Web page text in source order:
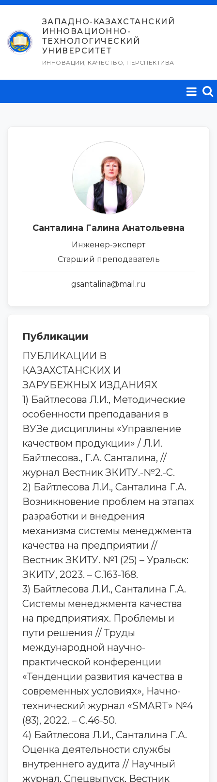
Перейти
содержимому
ЗАПАДНО-КАЗАХСТАНСКИЙ
ИННОВАЦИОННО-
ТЕХНОЛОГИЧЕСКИЙ
УНИВЕРСИТЕТ
ИННОВАЦИИ, КАЧЕСТВО, ПЕРСПЕКТИВА
Санталина Галина Анатольевна
Инженер-эксперт
Старший преподаватель
gsantalina@mail.ru
Публикации
ПУБЛИКАЦИИ В
КАЗАХСТАНСКИХ И
ЗАРУБЕЖНЫХ ИЗДАНИЯХ
1) Байтлесова Л.И., Методические
особенности преподавания в
ВУЗе дисциплины «Управление
качеством продукции» / Л.И.
Байтлесова., Г.А. Санталина, //
журнал Вестник ЗКИТУ.-№2.-С.
2) Байтлесова Л.И., Санталина Г.А.
Возникновение проблем на этапах
разработки и внедрения
механизма системы менеджмента
качества на предприятии //
Вестник ЗКИТУ. №1 (25) – Уральск:
ЗКИТУ, 2023. – С.163-168.
3) Байтлесова Л.И., Санталина Г.А.
Системы менеджмента качества
на предприятиях. Проблемы и
пути решения // Труды
международной научно-
практической конференции
«Тенденции развития качества в
современных условиях», Начно-
технический журнал «SMART» №4
(83), 2022. – С.46-50.
4) Байтлесова Л.И., Санталина Г.А.
Оценка деятельности службы
внутреннего аудита // Научный
журнал. Спецвыпуск. Вестник